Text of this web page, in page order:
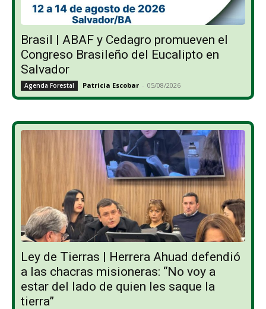
Brasil | ABAF y Cedagro promueven el
Congreso Brasileño del Eucalipto en
Salvador
Agenda Forestal Patricia Escobar - 05/08/2026
Ley de Tierras | Herrera Ahuad defendió
a las chacras misioneras: “No voy a
estar del lado de quien les saque la
tierra”